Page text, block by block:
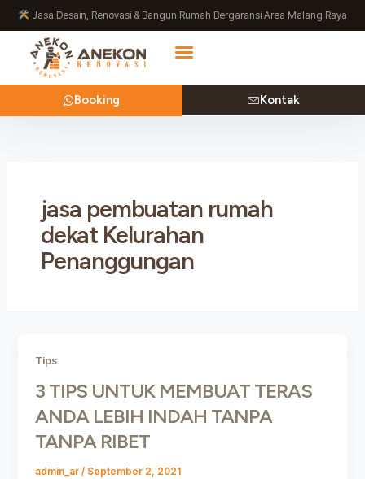
Lewati
Jasa Desain, Renovasi & Bangun Rumah Bergaransi Area Malang Raya
Booking Kontak
jasa pembuatan rumah
dekat Kelurahan
Penanggungan
Tips
3 TIPS UNTUK MEMBUAT TERAS
ANDA LEBIH INDAH TANPA
TANPA RIBET
admin_ar / September 2, 2021